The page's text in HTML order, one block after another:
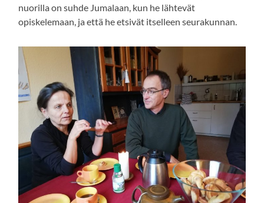
nuorilla on suhde Jumalaan, kun he lähtevät
opiskelemaan, ja että he etsivät itselleen seurakunnan.